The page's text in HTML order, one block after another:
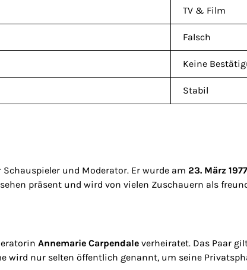
TV & Film
Falsch
Keine
Stabil
und Moderator. Er wurde am 23. März 1977
präsent und wird von vielen Zuschauern als
Annemarie Carpendale verheiratet. Das Paar
wird nur selten öffentlich genannt, um seine